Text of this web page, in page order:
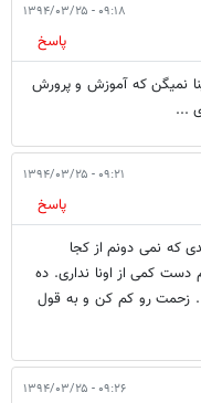
۰۹:۱۸ - ۱۳۹۴/۰۳/۲۵
پاسخ
نمیگن که آموزش و پرورش
...
۰۹:۲۱ - ۱۳۹۴/۰۳/۲۵
پاسخ
که نمی دونم از کجا
کمی از اونا نداری. ده
. زحمت رو کم کن و به قول
۰۹:۲۶ - ۱۳۹۴/۰۳/۲۵